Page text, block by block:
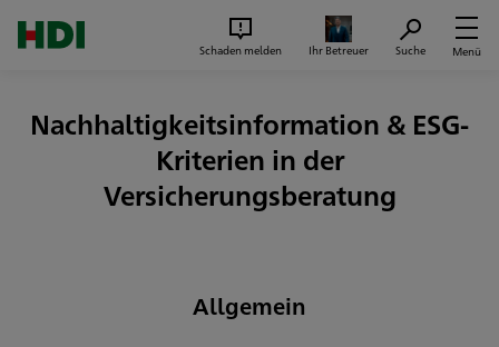
Schaden melden Ihr Betreuer Suche Menü
Nachhaltigkeitsinformation & ESG-
Kriterien in der
Versicherungsberatung
Allgemein